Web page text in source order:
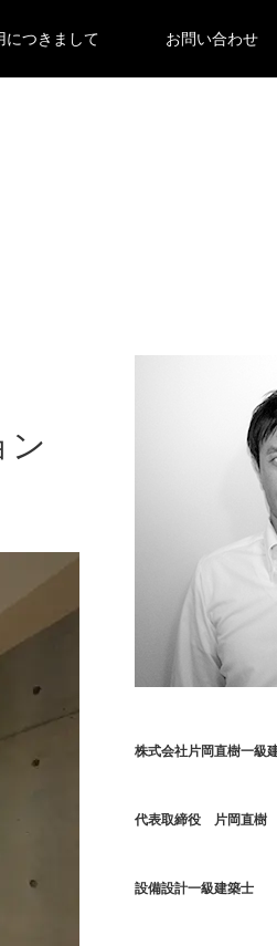
につきまして お問い合わせ
ン
株式会社片岡直樹一級
代表取締役 片岡直樹
設備設計一級建築士